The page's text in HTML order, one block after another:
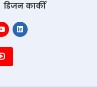
डिजन कार्की